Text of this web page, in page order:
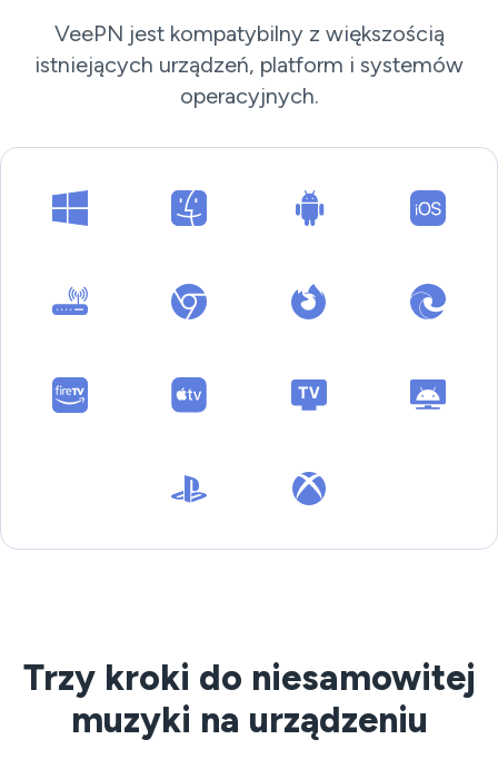
VeePN jest kompatybilny z większością
istniejących urządzeń, platform i systemów
operacyjnych.
Trzy kroki do niesamowitej
muzyki na urządzeniu